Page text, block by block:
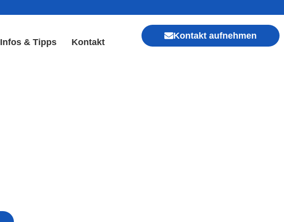
Infos & Tipps Kontakt
Kontakt aufnehmen